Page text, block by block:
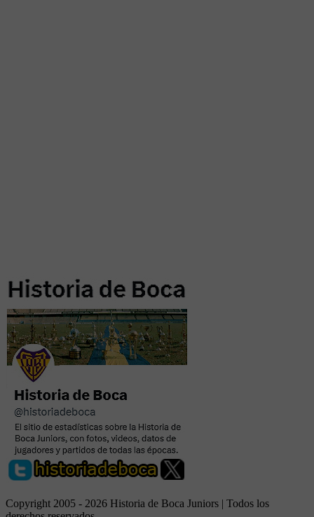
Copyright 2005 - 2026 Historia de Boca Juniors | Todos los